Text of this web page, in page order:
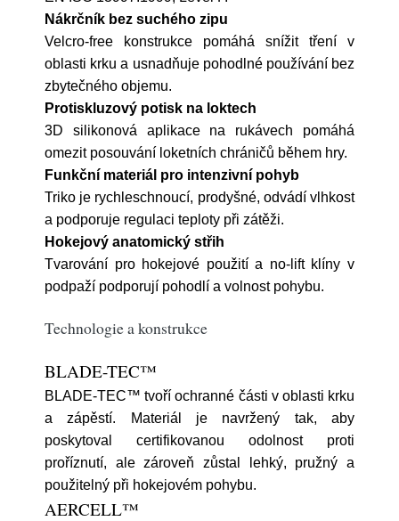
Nákrčník bez suchého zipu
Velcro-free konstrukce pomáhá snížit tření v
oblasti krku a usnadňuje pohodlné používání bez
zbytečného objemu.
Protiskluzový potisk na loktech
3D silikonová aplikace na rukávech pomáhá
omezit posouvání loketních chráničů během hry.
Funkční materiál pro intenzivní pohyb
Triko je rychleschnoucí, prodyšné, odvádí vlhkost
a podporuje regulaci teploty při zátěži.
Hokejový anatomický střih
Tvarování pro hokejové použití a no-lift klíny v
podpaží podporují pohodlí a volnost pohybu.
Technologie a konstrukce
BLADE-TEC™
BLADE-TEC™ tvoří ochranné části v oblasti krku
a zápěstí. Materiál je navržený tak, aby
poskytoval certifikovanou odolnost proti
proříznutí, ale zároveň zůstal lehký, pružný a
použitelný při hokejovém pohybu.
AERCELL™